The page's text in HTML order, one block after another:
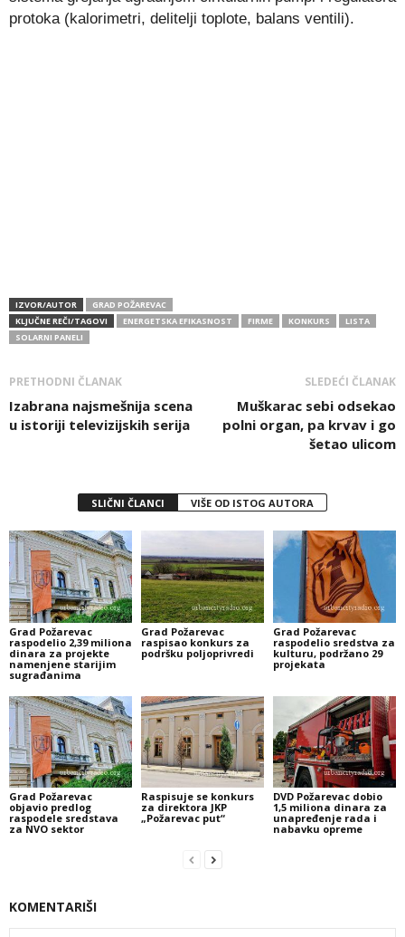
protoka (kalorimetri, delitelji toplote, balans ventili).
IZVOR/AUTOR
GRAD POŽAREVAC
KLJUČNE REČI/TAGOVI
ENERGETSKA EFIKASNOST FIRME KONKURS
LISTA
SOLARNI PANELI
PRETHODNI ČLANAK
Izabrana najsmešnija scena
u istoriji televizijskih serija
SLEDEĆI ČLANAK
Muškarac sebi odsekao
polni organ, pa krvav i go
šetao ulicom
SLIČNI ČLANCI VIŠE OD ISTOG AUTORA
Grad Požarevac
raspodelio 2,39 miliona
dinara za projekte
namenjene starijim
sugrađanima
Grad Požarevac
raspisao konkurs za
podršku poljoprivredi
Grad Požarevac
raspodelio sredstva za
kulturu, podržano 29
projekata
Grad Požarevac
objavio predlog
raspodele sredstava
za NVO sektor
Raspisuje se konkurs
za direktora JKP
„Požarevac put“
DVD Požarevac dobio
1,5 miliona dinara za
unapređenje rada i
nabavku opreme
KOMENTARIŠI